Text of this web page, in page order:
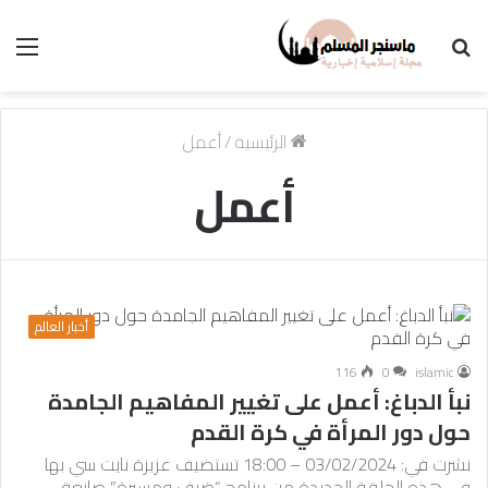
الرئيسية/أعمل
أعمل
أخبار العالم
islamic
0
116
نبأ الدباغ: أعمل على تغيير المفاهيم الجامدة
حول دور المرأة في كرة القدم
نشرت في: 03/02/2024 – 18:00 تستضيف عزيزة نايت سي بها